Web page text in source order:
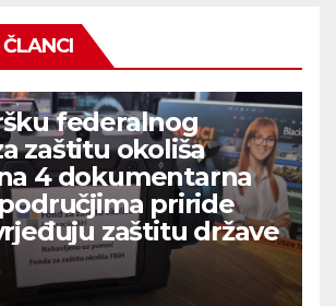
federalnog
zaštitu okoliša
4 dokumentarna
priride
zaštitu države